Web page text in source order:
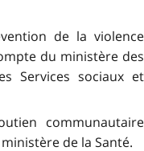
de la violence
du ministère des
Services sociaux et
communautaire
de la Santé.